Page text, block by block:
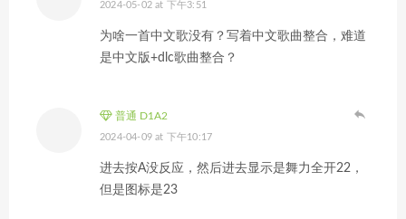
2024-05-02 at 下午3:51
为啥一首中文歌没有？写着中文歌曲整合，难道
是中文版+dlc歌曲整合？
普通 D1A2
2024-04-09 at 下午10:17
进去按A没反应，然后进去显示是舞力全开22，
但是图标是23